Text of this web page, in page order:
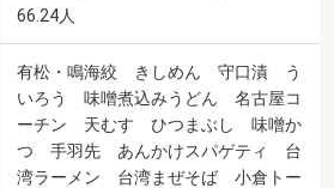
66.24人
有松・鳴海絞 きしめん 守口漬 う
いろう 味噌煮込みうどん 名古屋コ
ーチン 天むす ひつまぶし 味噌か
つ 手羽先 あんかけスパゲティ 台
湾ラーメン 台湾まぜそば 小倉トー